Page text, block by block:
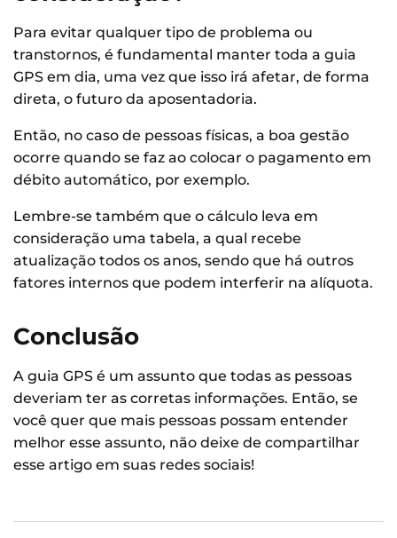
Para evitar qualquer tipo de problema ou
transtornos, é fundamental manter toda a guia
GPS em dia, uma vez que isso irá afetar, de forma
direta, o futuro da aposentadoria.
Então, no caso de pessoas físicas, a boa gestão
ocorre quando se faz ao colocar o pagamento em
débito automático, por exemplo.
Lembre-se também que o cálculo leva em
consideração uma tabela, a qual recebe
atualização todos os anos, sendo que há outros
fatores internos que podem interferir na alíquota.
Conclusão
A guia GPS é um assunto que todas as pessoas
deveriam ter as corretas informações. Então, se
você quer que mais pessoas possam entender
melhor esse assunto, não deixe de compartilhar
esse artigo em suas redes sociais!